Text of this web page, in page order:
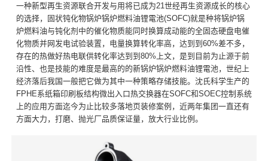
一种新型再生资源联合开发与用将已成为21世经再生资源成长的核心
的选择，固状钝化物锅炉锅炉燃料油锂電池(SOFC)就是种将锅炉锅
炉燃料油与钝化剂中的催化物质能同时换算成动能的全固态硬盘电催
化物质并网发电试验装置，电量换算转化率高，达到到60%差不多，
存在的热做好热电联供转化率达到到80%上文，是到目前为止源于前
沿性、也是技能的难度是最高的的新锅炉锅炉燃料油锂電池，世纪上
经济落后我国一般把它做为其中一种策略存储技能。沈氏科学生产的
FPHE系纸箱印刷板结构微出入口热交换器在SOFC和SOEC控制系统
上的应用方面迄今为止比较多落地页装修案例，近两年集团一直还有
方面大力，打磨、抛光厂品质保证量，放大行业比例。